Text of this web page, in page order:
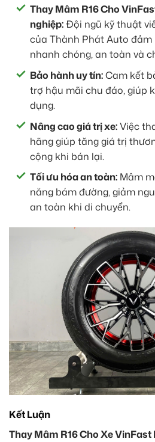
Thay Mâm R16 Cho
nghiệp:Đội ngũ kỹ thuật
của Thành Phát Auto
nhanh chóng, an toàn và
Bảo hành uy tín:Cam kết
trợ hậu mãi chu đáo, giúp
dụng.
Nâng cao giá trị xe:Việc
hãng giúp tăng giá trị
cộng khi bán lại.
Tối ưu hóa an toàn: Mâm
năng bám đường, giảm
an toàn khi di chuyển.
Kết Luận
Thay Mâm R16 Cho Xe VinFast